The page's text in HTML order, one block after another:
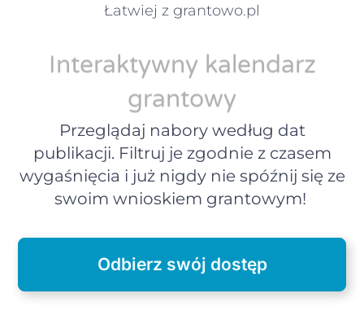
Łatwiej z grantowo.pl
Interaktywny kalendarz
grantowy
Przeglądaj nabory według dat
publikacji. Filtruj je zgodnie z czasem
wygaśnięcia i już nigdy nie spóźnij się ze
swoim wnioskiem grantowym!
Odbierz swój dostęp